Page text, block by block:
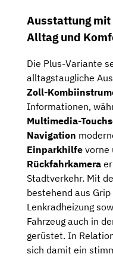
Ausstattung
Alltag und
Die Plus-Variante
alltagstaugliche
Zoll-
Informationen,
Multimedia-
Navigation
Einparkhilfe vorne
Rückfahrkamera
Stadtverkehr. Mit
bestehend aus
Lenkradheizung
Fahrzeug auch in
gerüstet. In
sich damit ein